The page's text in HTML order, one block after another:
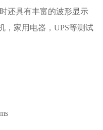
还具有丰富的波形显示
，家用电器，UPS等测试